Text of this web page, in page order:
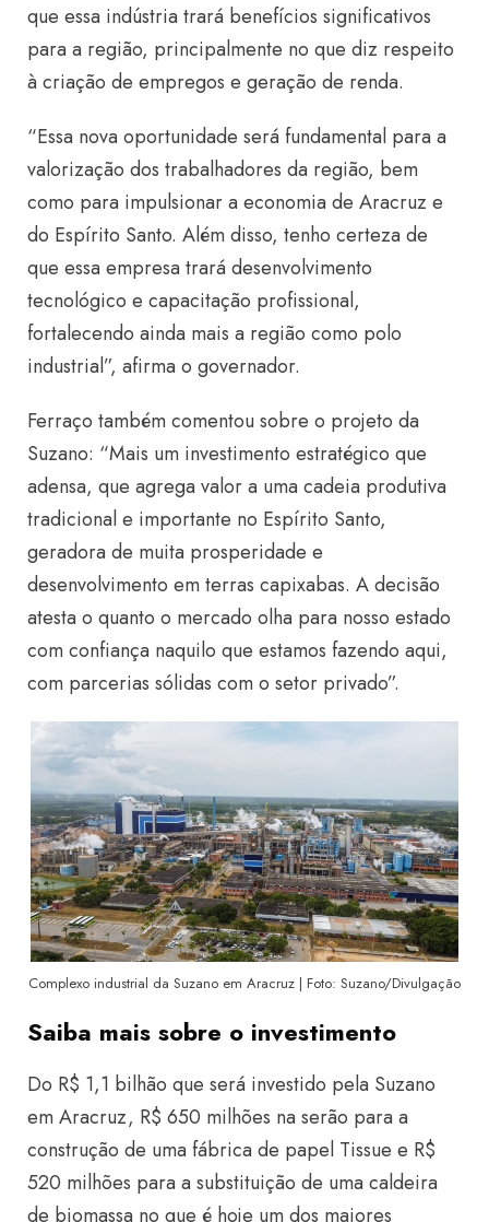
que essa indústria trará benefícios significativos
para a região, principalmente no que diz respeito
à criação de empregos e geração de renda.
“Essa nova oportunidade será fundamental para a
valorização dos trabalhadores da região, bem
como para impulsionar a economia de Aracruz e
do Espírito Santo. Além disso, tenho certeza de
que essa empresa trará desenvolvimento
tecnológico e capacitação profissional,
fortalecendo ainda mais a região como polo
industrial”, afirma o governador.
Ferraço também comentou sobre o projeto da
Suzano: “Mais um investimento estratégico que
adensa, que agrega valor a uma cadeia produtiva
tradicional e importante no Espírito Santo,
geradora de muita prosperidade e
desenvolvimento em terras capixabas. A decisão
atesta o quanto o mercado olha para nosso estado
com confiança naquilo que estamos fazendo aqui,
com parcerias sólidas com o setor privado”.
Complexo industrial da Suzano em Aracruz | Foto: Suzano/Divulgação
Saiba mais sobre o investimento
Do R$ 1,1 bilhão que será investido pela Suzano
em Aracruz, R$ 650 milhões na serão para a
construção de uma fábrica de papel Tissue e R$
520 milhões para a substituição de uma caldeira
de biomassa no que é hoje um dos maiores